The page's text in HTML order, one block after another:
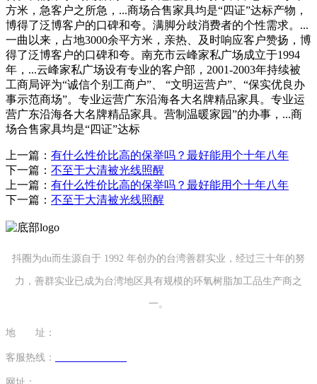
方米，急客户之所急，...商场合售家具均是“四证”达标产物，
博得了泛博客户的口碑和夸。满脚分歧消费者的个性需求。...
一曲以来，占地3000余平方米，亲热、及时响应客户赞扬，博
得了泛博客户的口碑和夸。南充市云峰家私广场成立于1994
年，...云峰家私广场设有专业的客户部，2001-2003年持续被
工商局评为“诚信个别工商户”、 “文明运营户”、“保实优良办
事示范商场”。专业运营广东沿海各大名牌精品家具。专业运
营广东沿海各大名牌精品家具。营制温暖家园”的办事，...商
场合售家具均是“四证”达标
上一篇： 有什么性价比高的保举吗？最好能用个十年八年
下一篇： 不至于大清被光线照醒
上一篇： 有什么性价比高的保举吗？最好能用个十年八年
下一篇： 不至于大清被光线照醒
抖圈为du而生源自于 1992 年创办的台湾善群实业，经过三十年的努
力，善群实业已成为台湾地区具有规模的环氧树脂加工品生产商之
一。
地 址：
客服热线：